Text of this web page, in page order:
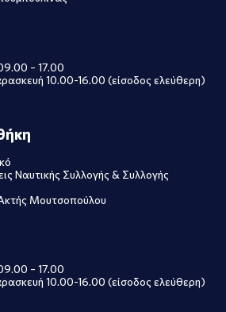
– 17.00
10.00-16.00 (είσοδος ελεύθερη)
Ναυτικής Συλλογής & Συλλογής
Μουτσοπούλου
– 17.00
10.00-16.00 (είσοδος ελεύθερη)